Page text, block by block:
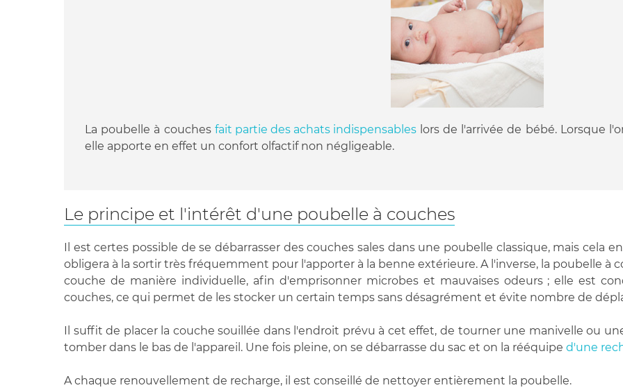
La poubelle à couches fait partie des achats indispensableslors de l'arrivée de bébé. Lorsque
elle apporte en effet un confort olfactif non négligeable.
Le principe et l'intérêt d'une poubelle à couches
Il est certes possible de se débarrasser des couches sales dans une poubelle classique, mais cela
obligera à la sortir très fréquemment pour l'apporter à la benne extérieure. A l'inverse, la poubelle
couche de manière individuelle, afin d'emprisonner microbes et mauvaises odeurs ; elle est
couches, ce qui permet de les stocker un certain temps sans désagrément et évite nombre de
Il suffit de placer la couche souillée dans l'endroit prévu à cet effet, de tourner une manivelle ou
tomber dans le bas de l'appareil. Une fois pleine, on se débarrasse du sac et on la rééquipe d'une
A chaque renouvellement de recharge, il est conseillé de nettoyer entièrement la poubelle.